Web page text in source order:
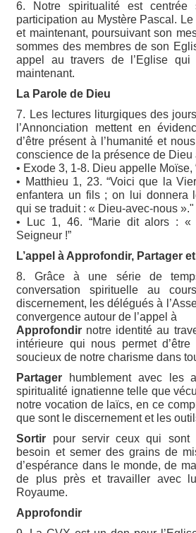
6. Notre spiritualité est
participation au Mystère Pascal.
et maintenant, poursuivant son
sommes des membres de son
appel au travers de l’Eglise
maintenant.
La Parole de Dieu
7. Les lectures liturgiques des
l’Annonciation mettent en
d’être présent à l’humanité et
conscience de la présence de Dieu
• Exode 3, 1-8. Dieu appelle Moïse,
• Matthieu 1, 23. “Voici que la
enfantera un fils ; on lui donnera
qui se traduit : « Dieu-avec-nous »."
• Luc 1, 46. “Marie dit alors : «
Seigneur !”
L’appel à Approfondir, Partager
8. Grâce à une série de
conversation spirituelle au
discernement, les délégués à
convergence autour de l’appel à
Approfondir notre identité au
intérieure qui nous permet
soucieux de notre charisme dans
Partager humblement avec les
spiritualité ignatienne telle que
notre vocation de laïcs, en ce
que sont le discernement et les
Sortir pour servir ceux qui sont
besoin et semer des grains de
d’espérance dans le monde, de
de plus près et travailler avec
Royaume.
Approfondir